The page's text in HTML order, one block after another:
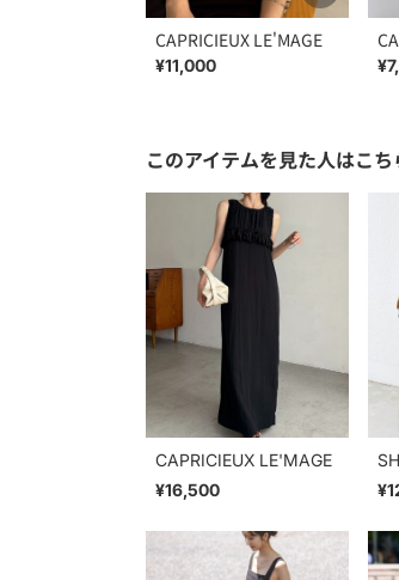
CAPRICIEUX LE'MAGE
¥11,000